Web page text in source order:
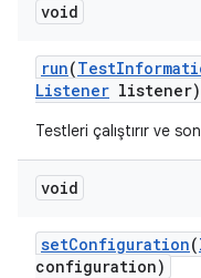
void
run(Test
Listener listener)
Testleri çalıştırır ve
void
setConfiguration(
configuration)